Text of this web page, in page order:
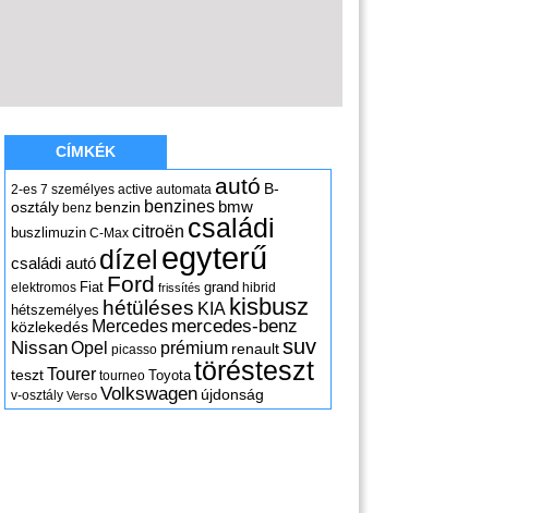
CÍMKÉK
2-es 7 személyes active automata autó B-
osztály benz benzin benzines bmw
buszlimuzin C-Max citroën családi
családi autó dízel egyterű
elektromos Fiat Ford frissítés grand hibrid
hétszemélyes hétüléses KIA kisbusz
közlekedés Mercedes mercedes-benz
NissanOpel picasso prémium renaultsuv
tesztTourer tourneo Toyota törésteszt
v-osztály Verso Volkswagen újdonság